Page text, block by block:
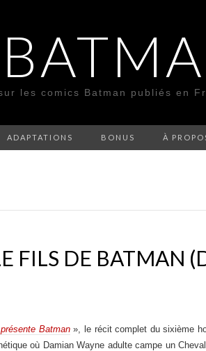
les comics Batman publiés en
ADAPTATIONS BONUS À
FILS DE BATMAN
Batman», le récit complet du sixième
où Damian Wayne adulte campe un